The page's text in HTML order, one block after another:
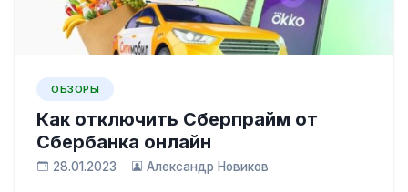
ОБЗОРЫ
Как отключить Сберпрайм от
Сбербанка онлайн
28.01.2023 Александр Новиков